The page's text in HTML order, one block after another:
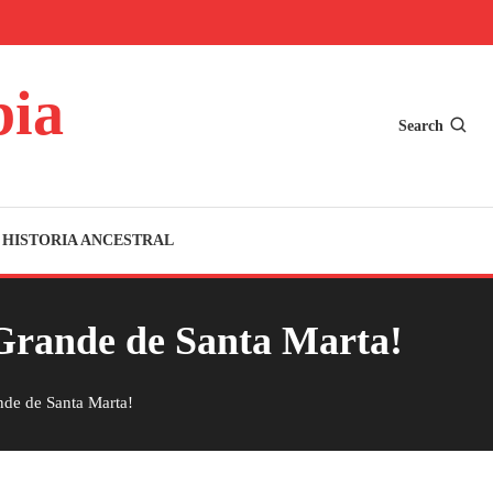
Search
HISTORIA ANCESTRAL
de Santa Marta!
de Santa Marta!